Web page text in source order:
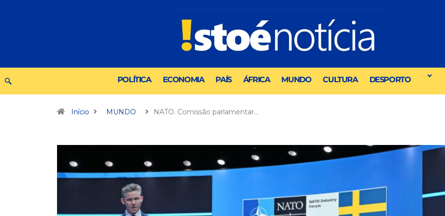
POLÍTICA ECONOMIA PAÍS ÁFRICA MUNDO CULTURA DESPORTO
Início MUNDO NATO. Comissão parlamentar…